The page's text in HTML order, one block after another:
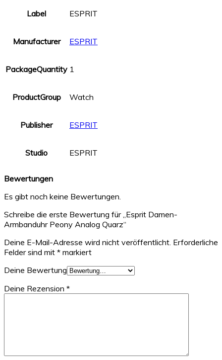
Label ESPRIT
Manufacturer ESPRIT
PackageQuantity 1
ProductGroup Watch
Publisher ESPRIT
Studio ESPRIT
Bewertungen
Es gibt noch keine Bewertungen.
Schreibe die erste Bewertung für „Esprit Damen-
Armbanduhr Peony Analog Quarz“
Deine E-Mail-Adresse wird nicht veröffentlicht. Erforderliche
Felder sind mit * markiert
Deine Bewertung
Deine Rezension *